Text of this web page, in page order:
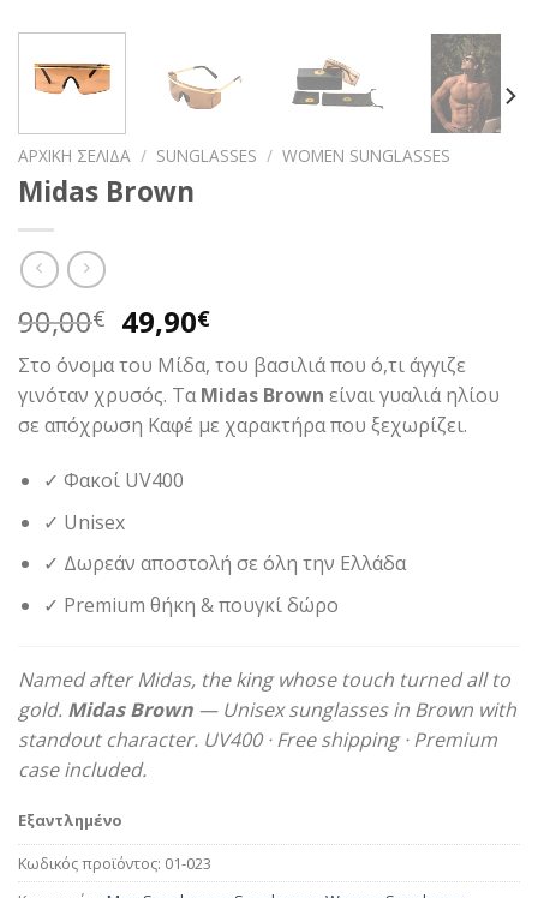
ΑΡΧΙΚΉ ΣΕΛΊΔΑ / SUNGLASSES / WOMEN SUNGLASSES
Midas Brown
90,00€ Original
price
was:
90,00€.
49,90€Η
τρέχουσα
τιμή
είναι:
49,90€.
Στο όνομα του Μίδα, του βασιλιά που ό,τι άγγιζε
γινόταν χρυσός. ΤαMidas Brown είναι γυαλιά ηλίου
σε απόχρωση Καφέ με χαρακτήρα που ξεχωρίζει.
✓ Φακοί UV400
✓ Unisex
✓ Δωρεάν αποστολή σε όλη την Ελλάδα
✓ Premium θήκη & πουγκί δώρο
Named after Midas, the king whose touch turned all to
gold. Midas Brown — Unisex sunglasses in Brown with
standout character. UV400 · Free shipping · Premium
case included.
Εξαντλημένο
Κωδικός προϊόντος: 01-023